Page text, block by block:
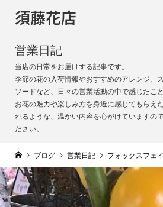
須藤花店
営業日記
当店の日常をお届けする記事です。
季節の花の入荷情報やおすすめのアレンジ、
ソードなど、日々の営業活動の中で感じたこ
お花の魅力や楽しみ方を身近に感じてもらえ
れるような、温かい内容を心がけていますの
ださい。
ブログ 営業日記 フォックスフェイス入荷｜